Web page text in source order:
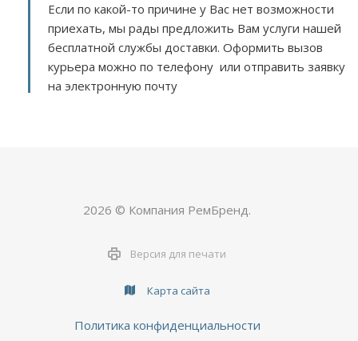
Если по какой-то причине у Вас нет возможности
приехать, мы рады предложить Вам услуги нашей
бесплатной службы доставки. Оформить вызов
курьера можно по телефону или отправить заявку
на электронную почту
2026 © Компания РемБренд.
Версия для печати
Карта сайта
Политика конфиденциальности